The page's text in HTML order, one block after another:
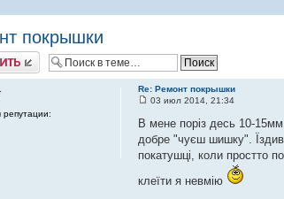
покрышки
Re: Ремонт покрышки
03 июл 2014, 21:34
В мене поріз десь 10-
добре "чуєш шишку".
покатушці, коли простто
клеїти я невмію